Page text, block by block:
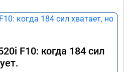
F10: когда 184 сил